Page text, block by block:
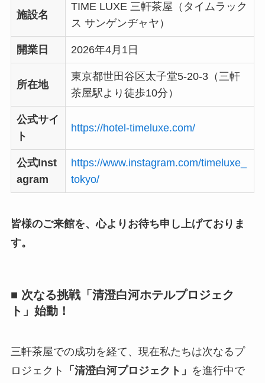
施設名
TIME LUXE 三軒茶屋（タイムラック
ス サンゲンヂャヤ）
開業日 2026年4月1日
所在地
東京都世田谷区太子堂5-20-3（三軒
茶屋駅より徒歩10分）
公式サイ
ト
https://hotel-timeluxe.com/
公式Inst
agram
https://www.instagram.com/timeluxe_
tokyo/
皆様のご来館を、心よりお待ち申し上げておりま
す。
■ 次なる挑戦「清澄白河ホテルプロジェク
ト」始動！
三軒茶屋での成功を経て、現在私たちは次なるプ
ロジェクト
「清澄白河プロジェクト」 を進行中で